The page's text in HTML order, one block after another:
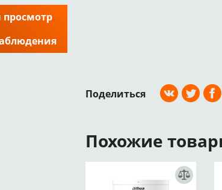
Поделиться
Похожие